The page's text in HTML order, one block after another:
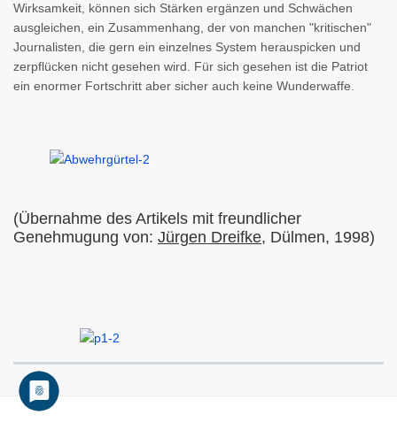
Wirksamkeit, können sich Stärken ergänzen und Schwächen
ausgleichen, ein Zusammenhang, der von manchen "kritischen"
Journalisten, die gern ein einzelnes System herauspicken und
zerpflücken nicht gesehen wird. Für sich gesehen ist die Patriot
ein enormer Fortschritt aber sicher auch keine Wunderwaffe.
(Übernahme des Artikels mit freundlicher
Genehmugung von: Jürgen Dreifke, Dülmen, 1998)